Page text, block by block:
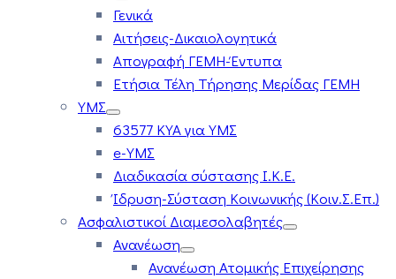
Γενικά
Αιτήσεις-Δικαιολογητικά
Απογραφή ΓΕΜΗ-Έντυπα
Ετήσια Τέλη Τήρησης Μερίδας ΓΕΜΗ
ΥΜΣ
63577 ΚΥΑ για ΥΜΣ
e-ΥΜΣ
Διαδικασία σύστασης Ι.Κ.Ε.
Ίδρυση-Σύσταση Κοινωνικής (Κοιν.Σ.Επ.)
Ασφαλιστικοί Διαμεσολαβητές
Ανανέωση
Ανανέωση Ατομικής Επιχείρησης